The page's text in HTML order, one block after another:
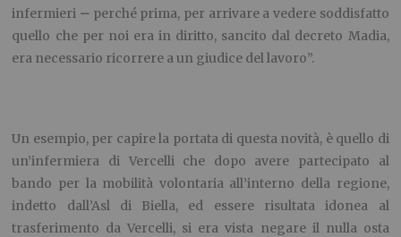
infermieri – perché prima, per arrivare a vedere soddisfatto
quello che per noi era in diritto, sancito dal decreto Madia,
era necessario ricorrere a un giudice del lavoro”.
Un esempio, per capire la portata di questa novità, è quello di
un’infermiera di Vercelli che dopo avere partecipato al
bando per la mobilità volontaria all’interno della regione,
indetto dall’Asl di Biella, ed essere risultata idonea al
trasferimento da Vercelli, si era vista negare il nulla osta